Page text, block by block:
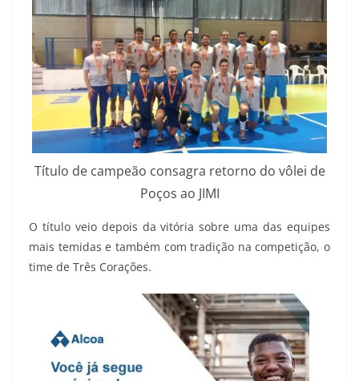
Título de campeão consagra retorno do vôlei de
Poços ao JIMI
O título veio depois da vitória sobre uma das equipes
mais temidas e também com tradição na competição, o
time de Três Corações.